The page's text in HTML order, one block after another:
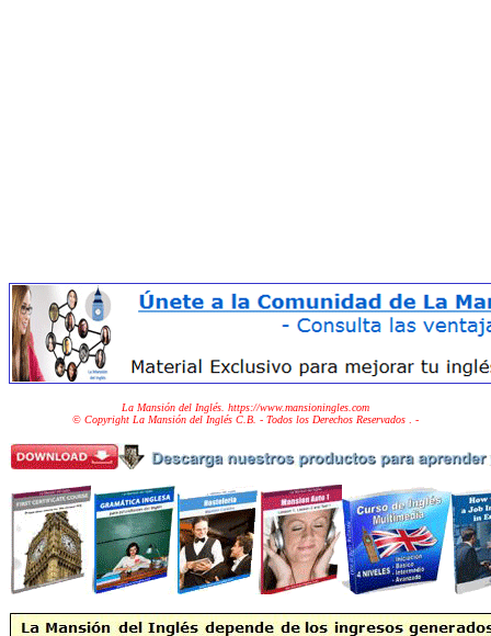
La Mansión del Inglés. https://www.mansioningles.com
© Copyright La Mansión del Inglés C.B. - Todos los Derechos Reservados
. -